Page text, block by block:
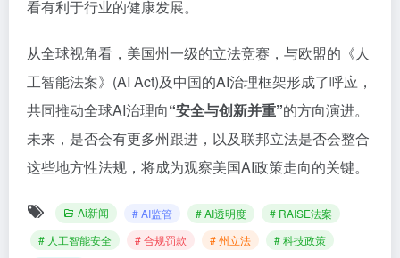
看有利于行业的健康发展。
从全球视角看，美国州一级的立法竞赛，与欧盟的《人
工智能法案》(AI Act)及中国的AI治理框架形成了呼应，
共同推动全球AI治理向“安全与创新并重”的方向演进。
未来，是否会有更多州跟进，以及联邦立法是否会整合
这些地方性法规，将成为观察美国AI政策走向的关键。
Ai新闻 # AI监管 # AI透明度
# RAISE法案
# 人工智能安全
# 合规罚款 # 州立法
# 科技政策